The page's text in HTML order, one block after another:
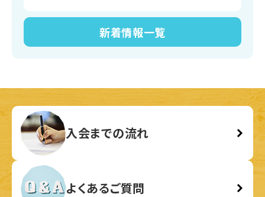
新着情報一覧
入会までの流れ
よくあるご質問